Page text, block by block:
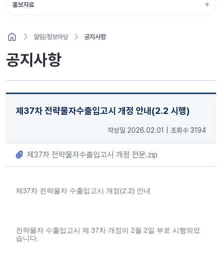
홍보자료
알림/정보마당 공지사항
공지사항
제37차 전략물자수출입고시 개정 안내(2.2 시행)
작성일 2026.02.01 조회수 3194
제37차 전략물자수출입고시 개정 전문.zip
제37차 전략물자 수출입고시 개정(2.2) 안내
전략물자 수출입고시 제 37차 개정이 2월 2일 부로 시행되었
습니다.